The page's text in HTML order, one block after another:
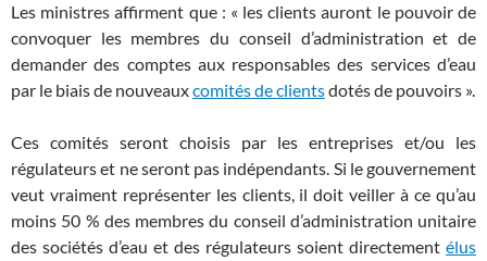
Les ministres affirment que : « les clients auront le pouvoir de
convoquer les membres du conseil d’administration et de
demander des comptes aux responsables des services d’eau
par le biais de nouveauxcomités de clientsdotés de pouvoirs ».
Ces comités seront choisis par les entreprises et/ou les
régulateurs et ne seront pas indépendants. Si le gouvernement
veut vraiment représenter les clients, il doit veiller à ce qu’au
moins 50 % des membres du conseil d’administration unitaire
des sociétés d’eau et des régulateurs soient directement élus